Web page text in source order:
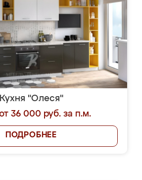
Кухня "Олеся"
36 000 руб. за п.м.
ПОДРОБНЕЕ